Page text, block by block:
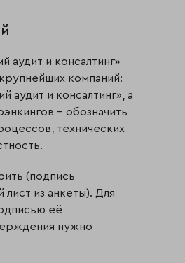
аудит и консалтинг»
компаний:
аудит и консалтинг», а
– обозначить
технических
(подпись
из анкеты). Для
её
нужно